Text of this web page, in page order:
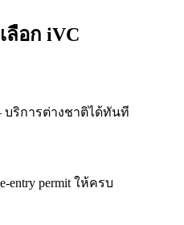
เลือก iVC
ริการต่างชาติได้ทันที
entry permit ให้ครบ